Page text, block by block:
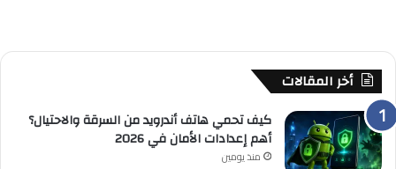
أخر المقالات
كيف تحمي هاتف أندرويد من السرقة والاحتيال؟
أهم إعدادات الأمان في 2026
منذ يومين